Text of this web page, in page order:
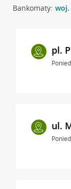
Bankomaty: woj.
pl.
ul.